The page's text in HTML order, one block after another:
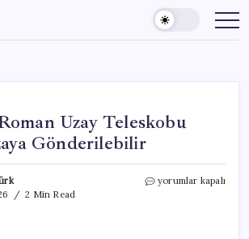
Uzay Teleskobu
Gönderilebilir
2 Min Read
NASA’nın
yorumlar kapalı